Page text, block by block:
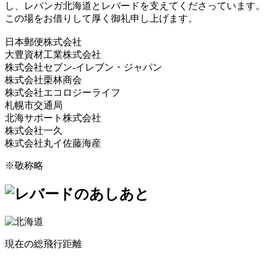
し、レバンガ北海道とレバードを支えてくださっています。
この場をお借りして厚く御礼申し上げます。
日本郵便株式会社
大豊資材工業株式会社
株式会社セブン-イレブン・ジャパン
株式会社栗林商会
株式会社エコロジーライフ
札幌市交通局
北海サポート株式会社
株式会社一久
株式会社丸イ佐藤海産
※敬称略
現在の総飛行距離